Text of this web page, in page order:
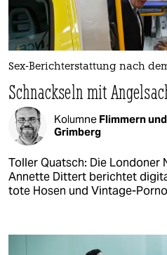
Sex-Berichterstattung nach
Schnackseln mit
Kolumne Flimmern
Grimberg
Toller Quatsch: Die Londoner
Annette Dittert berichtet
tote Hosen und Vintage-